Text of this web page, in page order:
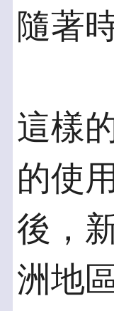
隨著
這樣
的使
後，
洲地